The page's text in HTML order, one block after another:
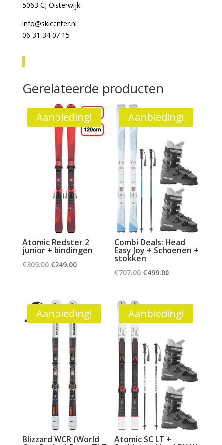
5063 CJ Oisterwijk
info@skicenter.nl
06 31 34 07 15
Gerelateerde producten
Aanbieding!
Atomic Redster 2
junior + bindingen
€309.00 Oorspronkelijke
€309.00.
€249.00Huidige
€249.00.
Aanbieding!
Combi Deals: Head
Easy Joy + Schoenen +
stokken
€707.00 Oorspronkelijke
€707.00.
€499.00Huidige
€499.00.
Aanbieding!
Blizzard WCR (World
Aanbieding!
Atomic SC LT +